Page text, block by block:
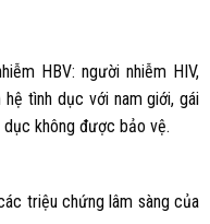
HBV: người nhiễm HIV,
tình dục với nam giới, gái
dục không được bảo vệ.
triệu chứng lâm sàng của